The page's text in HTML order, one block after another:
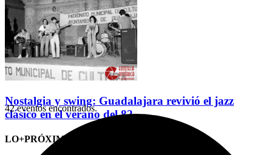
Nostalgia y swing: Guadalajara revivió el jazz
clásico en el verano del 82
LO+PRÓXIMO (CITAS)
42 eventos encontrados.